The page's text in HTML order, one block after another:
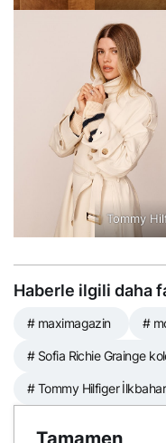
Tommy
Haberle ilgili daha
# maximagazin #
# Sofia Richie Grainge
# Tommy Hilfiger
Tamamen